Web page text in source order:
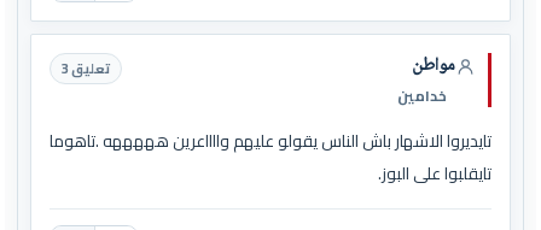
مواطن
خدامين
تعليق 3
تايديروا الاشهار باش الناس يقولو عليهم وااااعرين هههههه .تاهوما
تايقلبوا على البوز.